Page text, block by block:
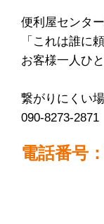
便利屋センタ
「これは誰に
お客様一人ひ
繋がりにくい
090-8273-2871
電話番号